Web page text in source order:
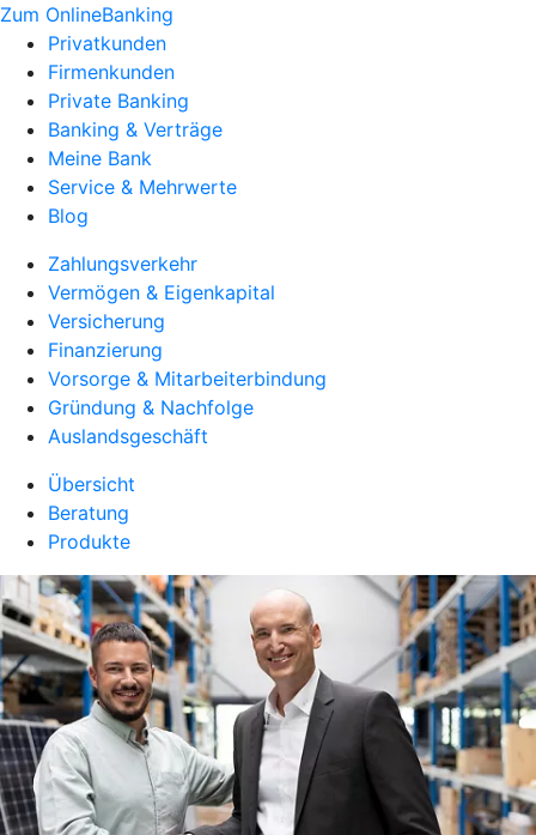
Zum OnlineBanking
Privatkunden
Firmenkunden
Private Banking
Banking & Verträge
Meine Bank
Service & Mehrwerte
Blog
Zahlungsverkehr
Vermögen & Eigenkapital
Versicherung
Finanzierung
Vorsorge & Mitarbeiterbindung
Gründung & Nachfolge
Auslandsgeschäft
Übersicht
Beratung
Produkte